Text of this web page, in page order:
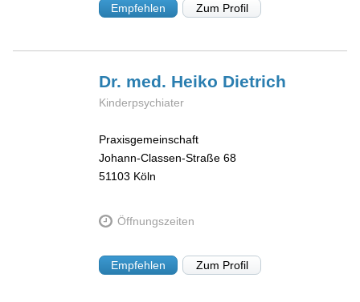
Empfehlen Zum Profil
Dr. med. Heiko Dietrich
Kinderpsychiater
Praxisgemeinschaft
Johann-Classen-Straße 68
51103 Köln
Öffnungszeiten
Empfehlen Zum Profil